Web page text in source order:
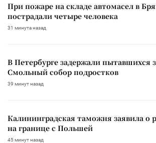
При пожаре на складе автомасел в
пострадали четыре человека
31 минута назад
В Петербурге задержали пытавшихся
Смольный собор подростков
39 минут назад
Калининградская таможня заявила о
на границе с Польшей
45 минут назад